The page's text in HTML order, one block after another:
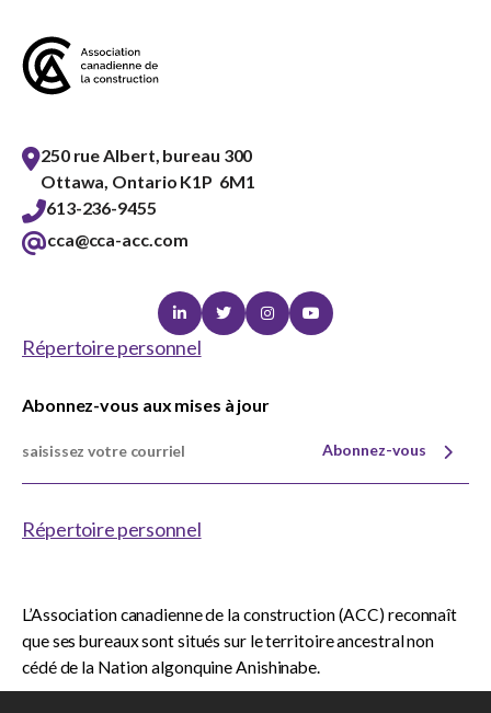
250 rue Albert, bureau 300
Ottawa, Ontario K1P 6M1
613-236-9455
cca@cca-acc.com
LinkedinTwitterInstagramYoutube
Répertoire personnel
Abonnez-vous aux mises à jour
Abonnez-vous
Répertoire personnel
L’Association canadienne de la construction (ACC) reconnaît
que ses bureaux sont situés sur le territoire ancestral non
cédé de la Nation algonquine Anishinabe.